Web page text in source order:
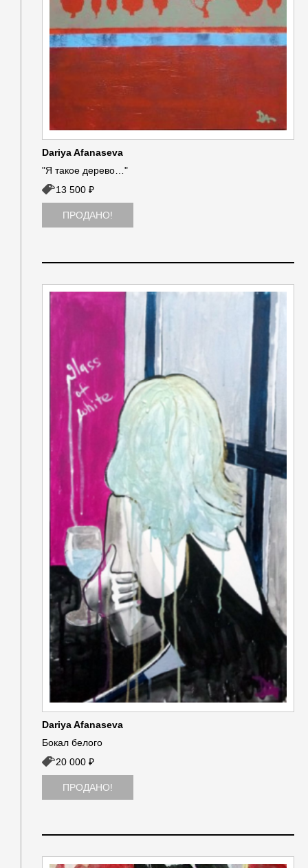
Dariya Afanaseva
"Я такое дерево…"
13 500 ₽
ПРОДАНО!
Dariya Afanaseva
Бокал белого
20 000 ₽
ПРОДАНО!